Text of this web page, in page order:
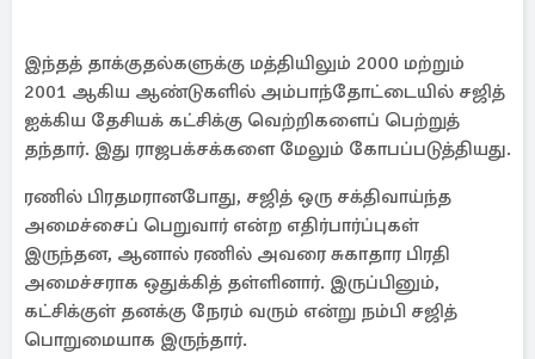
இந்தத் தாக்குதல்களுக்கு மத்தியிலும் 2000 மற்றும்
2001 ஆகிய ஆண்டுகளில் அம்பாந்தோட்டையில் சஜித்
ஐக்கிய தேசியக் கட்சிக்கு வெற்றிகளைப் பெற்றுத்
தந்தார். இது ராஜபக்சக்களை மேலும் கோபப்படுத்தியது.
ரணில் பிரதமரானபோது, ​​சஜித் ஒரு சக்திவாய்ந்த
அமைச்சைப் பெறுவார் என்ற எதிர்பார்ப்புகள்
இருந்தன, ஆனால் ரணில் அவரை சுகாதார பிரதி
அமைச்சராக ஒதுக்கித் தள்ளினார். இருப்பினும்,
கட்சிக்குள் தனக்கு நேரம் வரும் என்று நம்பி சஜித்
பொறுமையாக இருந்தார்.